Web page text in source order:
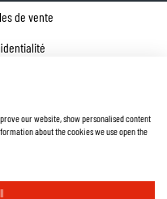
de vente
droits réservés.
our website, show personalised content
about the cookies we use open the